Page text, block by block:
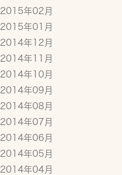
2015年02月
2015年01月
2014年12月
2014年11月
2014年10月
2014年09月
2014年08月
2014年07月
2014年06月
2014年05月
2014年04月